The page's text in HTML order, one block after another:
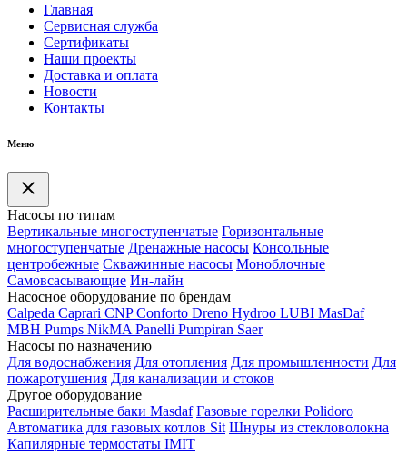
Главная
Сервисная служба
Сертификаты
Наши проекты
Доставка и оплата
Новости
Контакты
Меню
Насосы по типам
Вертикальные многоступенчатые Горизонтальные
многоступенчатые Дренажные насосы Консольные
центробежные Скважинные насосы Моноблочные
Самовсасывающие Ин-лайн
Насосное оборудование по брендам
Calpeda Caprari CNP Conforto Dreno Hydroo LUBI MasDaf
MBH Pumps NikMA Panelli Pumpiran Saer
Насосы по назначению
Для водоснабжения Для отопления Для промышленности Для
пожаротушения Для канализации и стоков
Другое оборудование
Расширительные баки Masdaf Газовые горелки Polidoro
Автоматика для газовых котлов Sit Шнуры из стекловолокна
Капилярные термостаты IMIT